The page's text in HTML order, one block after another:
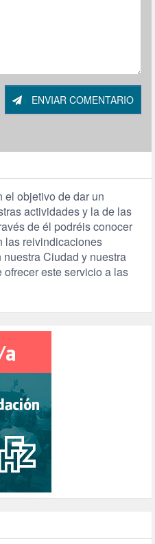
ENVIAR COMENTARIO
el objetivo de dar un
actividades y la de las
de él podréis conocer
las reivindicaciones
Ciudad y nuestra
este servicio a las